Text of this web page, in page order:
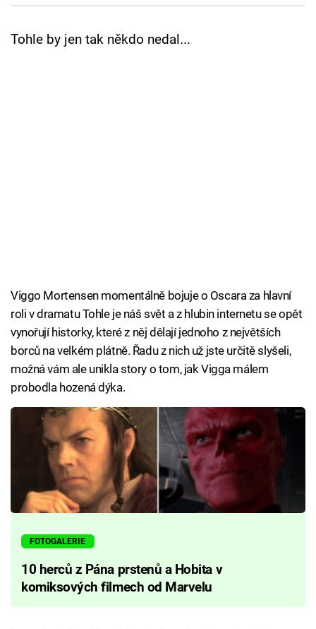
Přihlášení
Tohle by jen tak někdo nedal...
Viggo Mortensen momentálně bojuje o Oscara za hlavní
roli v dramatu Tohle je náš svět a z hlubin internetu se opět
vynořují historky, které z něj dělají jednoho z největších
borců na velkém plátně. Řadu z nich už jste určitě slyšeli,
možná vám ale unikla story o tom, jak Vigga málem
probodla hozená dýka.
FOTOGALERIE
10 herců z Pána prstenů a Hobita v
komiksových filmech od Marvelu